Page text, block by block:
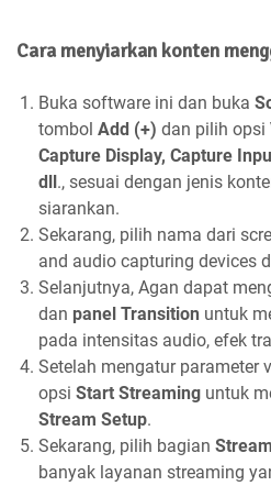
Cara menyiarkan konten
Buka software ini dan buka
tombol Add (+) dan pilih opsi
Capture Display, Capture
dll ., sesuai dengan jenis
siarankan.
Sekarang, pilih nama dari
and audio capturing devices
Selanjutnya, Agan dapat
dan panel Transition untuk
pada intensitas audio, efek
Setelah mengatur parameter
opsi Start Streaming untuk
Stream Setup.
Sekarang, pilih bagian Stream
banyak layanan streaming